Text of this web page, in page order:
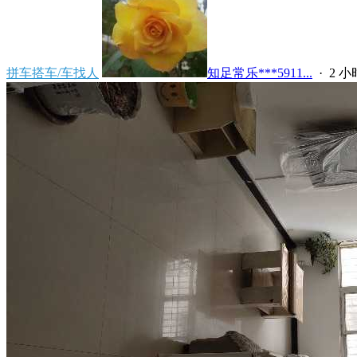
拼车搭车/车找人 知足常乐***5911... · 2 小